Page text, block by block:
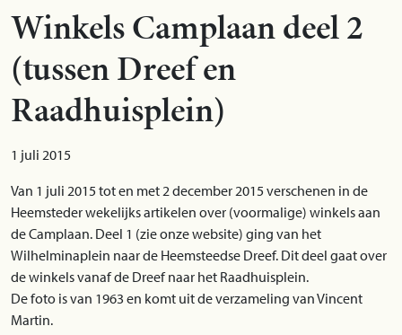
Winkels Camplaan deel 2
(tussen Dreef en
Raadhuisplein)
1 juli 2015
Van 1 juli 2015 tot en met 2 december 2015 verschenen in de
Heemsteder wekelijks artikelen over (voormalige) winkels aan
de Camplaan. Deel 1 (zie onze website) ging van het
Wilhelminaplein naar de Heemsteedse Dreef. Dit deel gaat over
de winkels vanaf de Dreef naar het Raadhuisplein.
De foto is van 1963 en komt uit de verzameling van Vincent
Martin.